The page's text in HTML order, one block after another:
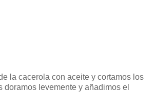
la cacerola con aceite y cortamos los
doramos levemente y añadimos el